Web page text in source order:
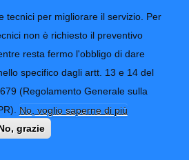
tecnici per migliorare il servizio. Per
non è richiesto il preventivo
resta fermo l'obbligo di dare
specifico dagli artt. 13 e 14 del
(Regolamento Generale sulla
No, voglio saperne di più
grazie
di
CONTATTI-URP
TRASPARENZA
straordinaria
dell'Alta Valle